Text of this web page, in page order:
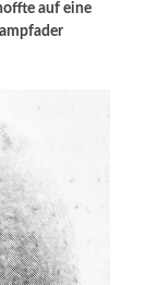
auf eine